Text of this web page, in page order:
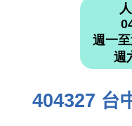
週一
週
404327 台